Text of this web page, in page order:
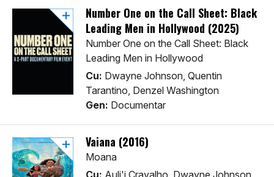
Number One on the Call Sheet: Black
Leading Men in Hollywood (2025)
Number One on the Call Sheet: Black
Leading Men in Hollywood
Cu: Dwayne Johnson, Quentin
Tarantino, Denzel Washington
Gen: Documentar
Vaiana (2016)
Moana